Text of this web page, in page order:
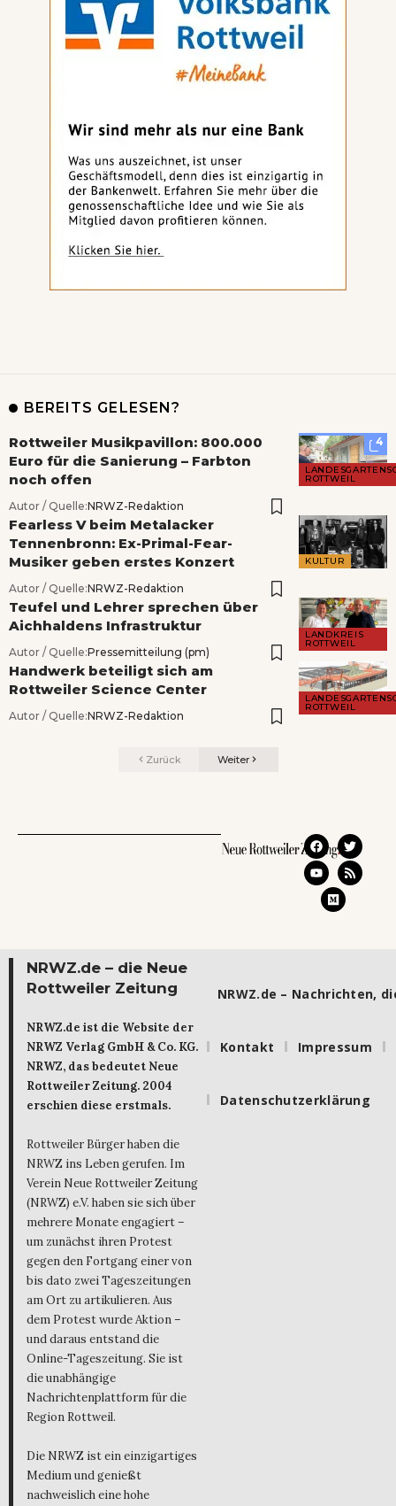
BEREITS GELESEN?
4
ROTTWEIL
Rottweiler Musikpavillon: 800.000
Euro für die Sanierung – Farbton
noch offen
Autor / Quelle:NRWZ-Redaktion
KULTUR
Fearless V beim Metalacker
Tennenbronn: Ex-Primal-Fear-
Musiker geben erstes Konzert
Autor / Quelle:NRWZ-Redaktion
LANDKREIS
ROTTWEIL
Teufel und Lehrer sprechen über
Aichhaldens Infrastruktur
Autor / Quelle:Pressemitteilung (pm)
ROTTWEIL
Handwerk beteiligt sich am
Rottweiler Science Center
Autor / Quelle:NRWZ-Redaktion
Zurück Weiter
NRWZ.de – die Neue
Rottweiler Zeitung
NRWZ.de ist die Website der
NRWZ Verlag GmbH & Co. KG.
NRWZ, das bedeutet Neue
Rottweiler Zeitung. 2004
erschien diese erstmals.
Rottweiler Bürger haben die
NRWZ ins Leben gerufen. Im
Verein Neue Rottweiler Zeitung
(NRWZ) e.V. haben sie sich über
mehrere Monate engagiert –
um zunächst ihren Protest
gegen den Fortgang einer von
bis dato zwei Tageszeitungen
am Ort zu artikulieren. Aus
dem Protest wurde Aktion –
und daraus entstand die
Online-Tageszeitung. Sie ist
die unabhängige
Nachrichtenplattform für die
Region Rottweil.
Die NRWZ ist ein einzigartiges
Medium und genießt
nachweislich eine hohe
NRWZ.de – Nachrichten,
Kontakt Impressum
Datenschutzerklärung